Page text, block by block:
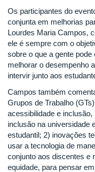
Os participantes do
conjunta em melhorias
Lourdes Maria Campos,
ele é sempre com o
sobre o que a gente
melhorar o desempenho
intervir junto aos
Campos também
Grupos de Trabalho
acessibilidade e
inclusão na universidade
estudantil; 2) inovações
usar a tecnologia de
conjunto aos discentes e
equidade, para pensar